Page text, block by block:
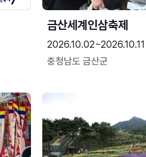
금산세계인삼축제
2026.10.02~2026.10.11
충청남도 금산군